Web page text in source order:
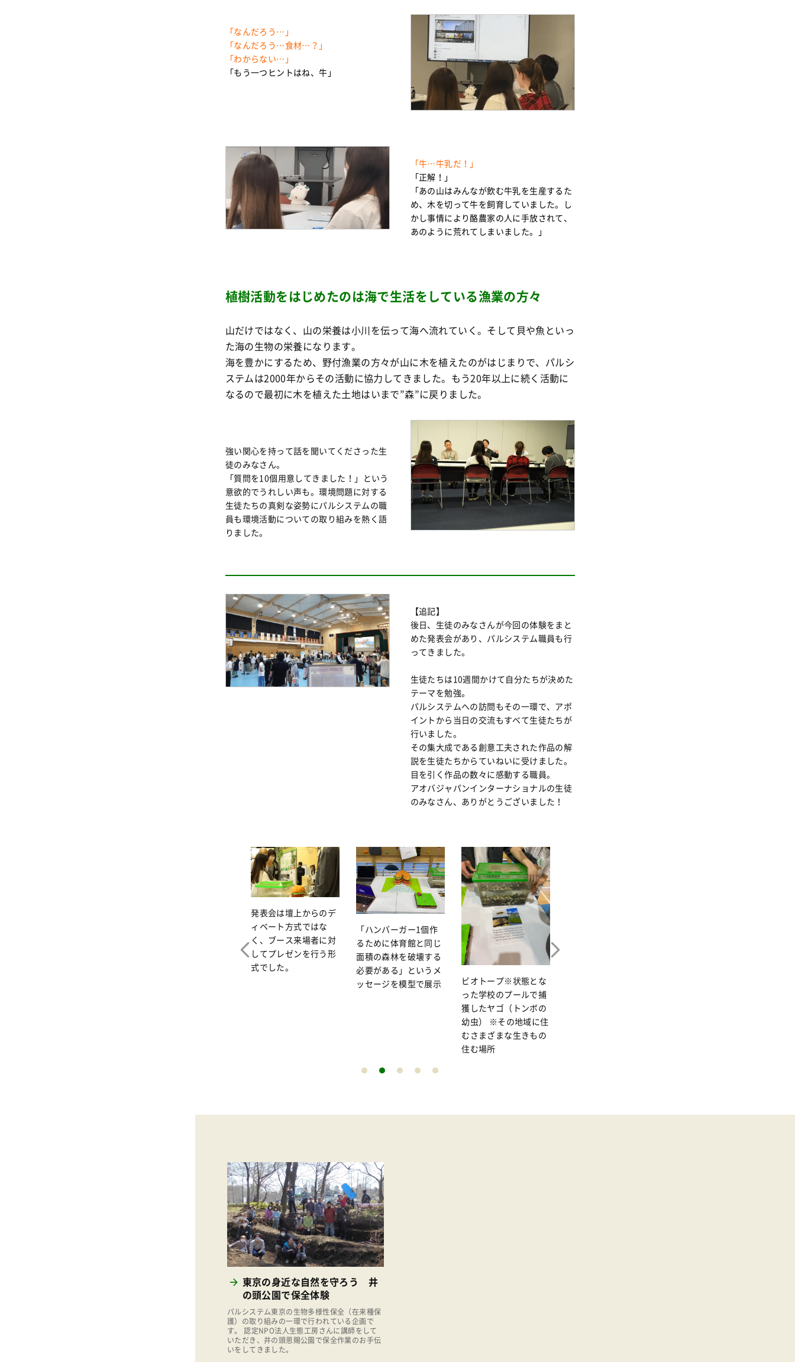
「なんだろう…」
「なんだろう…食材…？」
「わからない…」
「もう一つヒントはね、牛」
「牛…牛乳だ！」
「正解！」
「あの山はみんなが飲む牛乳を生産するた
め、木を切って牛を飼育していました。し
かし事情により酪農家の人に手放されて、
あのように荒れてしまいました。」
植樹活動をはじめたのは海で生活をしている漁業の方々
山だけではなく、山の栄養は小川を伝って海へ流れていく。そして貝や魚といっ
た海の生物の栄養になります。
海を豊かにするため、野付漁業の方々が山に木を植えたのがはじまりで、パルシ
ステムは2000年からその活動に協力してきました。もう20年以上に続く活動に
なるので最初に木を植えた土地はいまで”森”に戻りました。
強い関心を持って話を聞いてくださった生
徒のみなさん。
「質問を10個用意してきました！」という
意欲的でうれしい声も。環境問題に対する
生徒たちの真剣な姿勢にパルシステムの職
員も環境活動についての取り組みを熱く語
りました。
【追記】
後日、生徒のみなさんが今回の体験をまと
めた発表会があり、パルシステム職員も行
ってきました。
生徒たちは10週間かけて自分たちが決めた
テーマを勉強。
パルシステムへの訪問もその一環で、アポ
イントから当日の交流もすべて生徒たちが
行いました。
その集大成である創意工夫された作品の解
説を生徒たちからていねいに受けました。
目を引く作品の数々に感動する職員。
アオバジャパンインターナショナルの生徒
のみなさん、ありがとうございました！
発表会は壇上からのデ
ィベート方式ではな
く、ブース来場者に対
してプレゼンを行う形
式でした。
「ハンバーガー1個作
るために体育館と同じ
面積の森林を破壊する
必要がある」というメ
ッセージを模型で展示
ビオトープ※状態とな
った学校のプールで捕
獲したヤゴ（トンボの
幼虫） ※その地域に住
むさまざまな生きもの
住む場所
東京の身近な自然を守ろう 井
の頭公園で保全体験
パルシステム東京の生物多様性保全（在来種保
護）の取り組みの一環で行われている企画で
す。 認定NPO法人生態工房さんに講師をして
いただき、井の頭恩賜公園で保全作業のお手伝
いをしてきました。